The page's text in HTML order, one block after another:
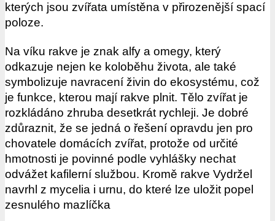
kterých jsou zvířata umístěna v přirozenější spací
poloze.
Na víku rakve je znak alfy a omegy, který
odkazuje nejen ke koloběhu života, ale také
symbolizuje navracení živin do ekosystému, což
je funkce, kterou mají rakve plnit. Tělo zvířat je
rozkládáno zhruba desetkrát rychleji. Je dobré
zdůraznit, že se jedná o řešení opravdu jen pro
chovatele domácích zvířat, protože od určité
hmotnosti je povinné podle vyhlášky nechat
odvážet kafilerní službou. Kromě rakve Vydržel
navrhl z mycelia i urnu, do které lze uložit popel
zesnulého mazlíčka